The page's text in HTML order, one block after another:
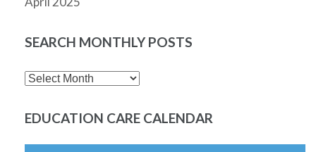
SEARCH MONTHLY POSTS
SEARCH
POSTS
EDUCATION CARE CALENDAR